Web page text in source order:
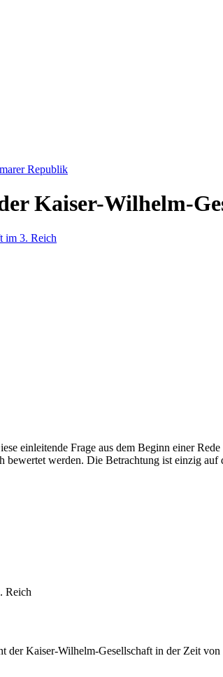
Republik
Kaiser-Wilhelm-
einleitende Frage aus dem Beginn einer
werden. Die Betrachtung ist einzig
Reich
Kaiser-Wilhelm-Gesellschaft in der Zeit